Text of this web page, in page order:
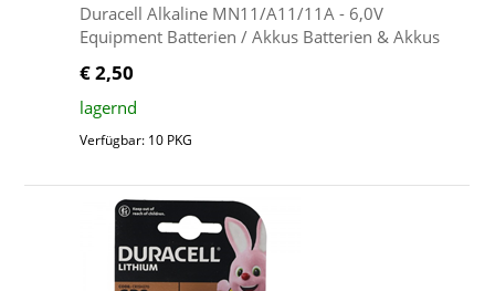
Duracell Alkaline MN11/A11/11A - 6,0V
Equipment Batterien / Akkus Batterien & Akkus
€ 2,50
lagernd
Verfügbar: 10 PKG